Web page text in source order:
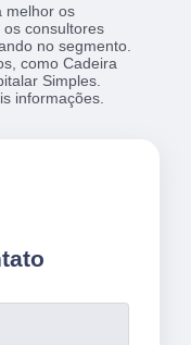
melhor os
consultores
no segmento.
como Cadeira
Simples.
informações.